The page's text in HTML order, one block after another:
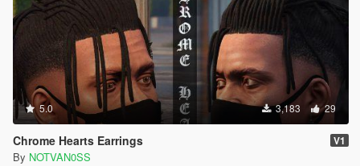
5.0 3,183 29
Chrome Hearts Earrings V1
By NOTVAN0SS